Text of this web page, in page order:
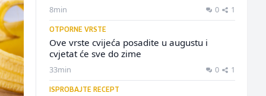
8min 0 1
OTPORNE VRSTE
Ove vrste cvijeća posadite u augustu i
cvjetat će sve do zime
33min 0 1
ISPROBAJTE RECEPT